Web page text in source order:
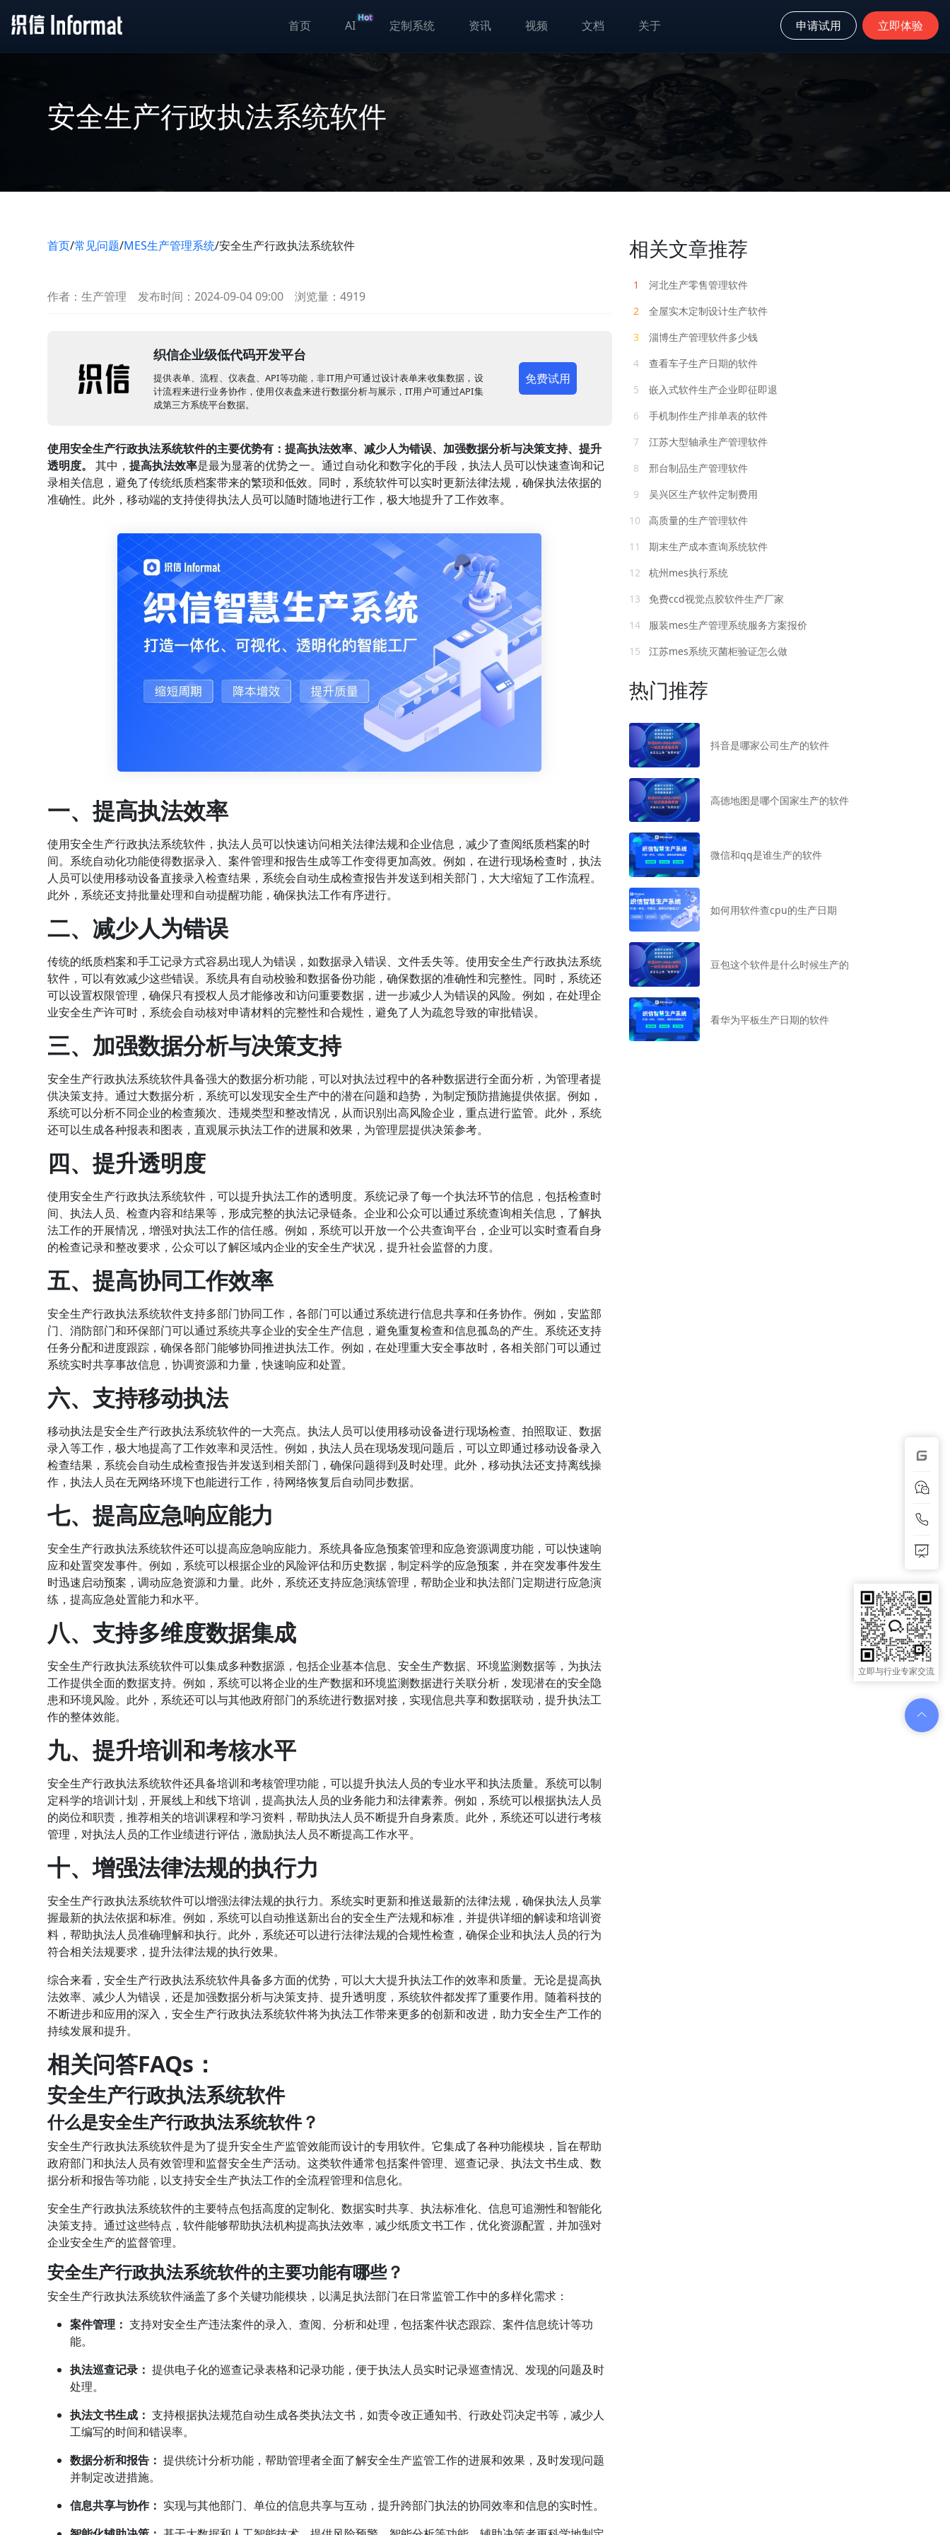
首页 AI
Hot
定制系统 资讯 视频 文档 关于 申请试用 立即体验
安全生产行政执法系统软件
首页/常见问题/MES生产管理系统/安全生产行政执法系统软件
作者：生产管理 发布时间：2024-09-04 09:00 浏览量：4919
织信企业级低代码开发平台
提供表单、流程、仪表盘、API等功能，非IT用户可通过设计表单来收集数据，设
计流程来进行业务协作，使用仪表盘来进行数据分析与展示，IT用户可通过API集
成第三方系统平台数据。
免费试用
使用安全生产行政执法系统软件的主要优势有：提高执法效率、减少人为错误、加强数据分析与决策支持、提升
透明度。
其中，提高执法效率是最为显著的优势之一。通过自动化和数字化的手段，执法人员可以快速查询和记
录相关信息，避免了传统纸质档案带来的繁琐和低效。同时，系统软件可以实时更新法律法规，确保执法依据的
准确性。此外，移动端的支持使得执法人员可以随时随地进行工作，极大地提升了工作效率。
一、提高执法效率
使用安全生产行政执法系统软件，执法人员可以快速访问相关法律法规和企业信息，减少了查阅纸质档案的时
间。系统自动化功能使得数据录入、案件管理和报告生成等工作变得更加高效。例如，在进行现场检查时，执法
人员可以使用移动设备直接录入检查结果，系统会自动生成检查报告并发送到相关部门，大大缩短了工作流程。
此外，系统还支持批量处理和自动提醒功能，确保执法工作有序进行。
二、减少人为错误
传统的纸质档案和手工记录方式容易出现人为错误，如数据录入错误、文件丢失等。使用安全生产行政执法系统
软件，可以有效减少这些错误。系统具有自动校验和数据备份功能，确保数据的准确性和完整性。同时，系统还
可以设置权限管理，确保只有授权人员才能修改和访问重要数据，进一步减少人为错误的风险。例如，在处理企
业安全生产许可时，系统会自动核对申请材料的完整性和合规性，避免了人为疏忽导致的审批错误。
三、加强数据分析与决策支持
安全生产行政执法系统软件具备强大的数据分析功能，可以对执法过程中的各种数据进行全面分析，为管理者提
供决策支持。通过大数据分析，系统可以发现安全生产中的潜在问题和趋势，为制定预防措施提供依据。例如，
系统可以分析不同企业的检查频次、违规类型和整改情况，从而识别出高风险企业，重点进行监管。此外，系统
还可以生成各种报表和图表，直观展示执法工作的进展和效果，为管理层提供决策参考。
四、提升透明度
使用安全生产行政执法系统软件，可以提升执法工作的透明度。系统记录了每一个执法环节的信息，包括检查时
间、执法人员、检查内容和结果等，形成完整的执法记录链条。企业和公众可以通过系统查询相关信息，了解执
法工作的开展情况，增强对执法工作的信任感。例如，系统可以开放一个公共查询平台，企业可以实时查看自身
的检查记录和整改要求，公众可以了解区域内企业的安全生产状况，提升社会监督的力度。
五、提高协同工作效率
安全生产行政执法系统软件支持多部门协同工作，各部门可以通过系统进行信息共享和任务协作。例如，安监部
门、消防部门和环保部门可以通过系统共享企业的安全生产信息，避免重复检查和信息孤岛的产生。系统还支持
任务分配和进度跟踪，确保各部门能够协同推进执法工作。例如，在处理重大安全事故时，各相关部门可以通过
系统实时共享事故信息，协调资源和力量，快速响应和处置。
六、支持移动执法
移动执法是安全生产行政执法系统软件的一大亮点。执法人员可以使用移动设备进行现场检查、拍照取证、数据
录入等工作，极大地提高了工作效率和灵活性。例如，执法人员在现场发现问题后，可以立即通过移动设备录入
检查结果，系统会自动生成检查报告并发送到相关部门，确保问题得到及时处理。此外，移动执法还支持离线操
作，执法人员在无网络环境下也能进行工作，待网络恢复后自动同步数据。
七、提高应急响应能力
安全生产行政执法系统软件还可以提高应急响应能力。系统具备应急预案管理和应急资源调度功能，可以快速响
应和处置突发事件。例如，系统可以根据企业的风险评估和历史数据，制定科学的应急预案，并在突发事件发生
时迅速启动预案，调动应急资源和力量。此外，系统还支持应急演练管理，帮助企业和执法部门定期进行应急演
练，提高应急处置能力和水平。
八、支持多维度数据集成
安全生产行政执法系统软件可以集成多种数据源，包括企业基本信息、安全生产数据、环境监测数据等，为执法
工作提供全面的数据支持。例如，系统可以将企业的生产数据和环境监测数据进行关联分析，发现潜在的安全隐
患和环境风险。此外，系统还可以与其他政府部门的系统进行数据对接，实现信息共享和数据联动，提升执法工
作的整体效能。
九、提升培训和考核水平
安全生产行政执法系统软件还具备培训和考核管理功能，可以提升执法人员的专业水平和执法质量。系统可以制
定科学的培训计划，开展线上和线下培训，提高执法人员的业务能力和法律素养。例如，系统可以根据执法人员
的岗位和职责，推荐相关的培训课程和学习资料，帮助执法人员不断提升自身素质。此外，系统还可以进行考核
管理，对执法人员的工作业绩进行评估，激励执法人员不断提高工作水平。
十、增强法律法规的执行力
安全生产行政执法系统软件可以增强法律法规的执行力。系统实时更新和推送最新的法律法规，确保执法人员掌
握最新的执法依据和标准。例如，系统可以自动推送新出台的安全生产法规和标准，并提供详细的解读和培训资
料，帮助执法人员准确理解和执行。此外，系统还可以进行法律法规的合规性检查，确保企业和执法人员的行为
符合相关法规要求，提升法律法规的执行效果。
综合来看，安全生产行政执法系统软件具备多方面的优势，可以大大提升执法工作的效率和质量。无论是提高执
法效率、减少人为错误，还是加强数据分析与决策支持、提升透明度，系统软件都发挥了重要作用。随着科技的
不断进步和应用的深入，安全生产行政执法系统软件将为执法工作带来更多的创新和改进，助力安全生产工作的
持续发展和提升。
相关问答FAQs：
安全生产行政执法系统软件
什么是安全生产行政执法系统软件？
安全生产行政执法系统软件是为了提升安全生产监管效能而设计的专用软件。它集成了各种功能模块，旨在帮助
政府部门和执法人员有效管理和监督安全生产活动。这类软件通常包括案件管理、巡查记录、执法文书生成、数
据分析和报告等功能，以支持安全生产执法工作的全流程管理和信息化。
安全生产行政执法系统软件的主要特点包括高度的定制化、数据实时共享、执法标准化、信息可追溯性和智能化
决策支持。通过这些特点，软件能够帮助执法机构提高执法效率，减少纸质文书工作，优化资源配置，并加强对
企业安全生产的监督管理。
安全生产行政执法系统软件的主要功能有哪些？
安全生产行政执法系统软件涵盖了多个关键功能模块，以满足执法部门在日常监管工作中的多样化需求：
案件管理： 支持对安全生产违法案件的录入、查阅、分析和处理，包括案件状态跟踪、案件信息统计等功
能。
执法巡查记录： 提供电子化的巡查记录表格和记录功能，便于执法人员实时记录巡查情况、发现的问题及时
处理。
执法文书生成： 支持根据执法规范自动生成各类执法文书，如责令改正通知书、行政处罚决定书等，减少人
工编写的时间和错误率。
数据分析和报告： 提供统计分析功能，帮助管理者全面了解安全生产监管工作的进展和效果，及时发现问题
并制定改进措施。
信息共享与协作： 实现与其他部门、单位的信息共享与互动，提升跨部门执法的协同效率和信息的实时性。
相关文章推荐
1
河北生产零售管理软件
2
全屋实木定制设计生产软件
3
淄博生产管理软件多少钱
4
查看车子生产日期的软件
5
嵌入式软件生产企业即征即退
6
手机制作生产排单表的软件
7
江苏大型轴承生产管理软件
8
邢台制品生产管理软件
9
吴兴区生产软件定制费用
10
高质量的生产管理软件
11
期末生产成本查询系统软件
12
杭州mes执行系统
13
免费ccd视觉点胶软件生产厂家
14
服装mes生产管理系统服务方案报价
15
江苏mes系统灭菌柜验证怎么做
热门推荐
抖音是哪家公司生产的软件
高德地图是哪个国家生产的软件
微信和qq是谁生产的软件
如何用软件查cpu的生产日期
豆包这个软件是什么时候生产的
看华为平板生产日期的软件
立即与行业专家交流